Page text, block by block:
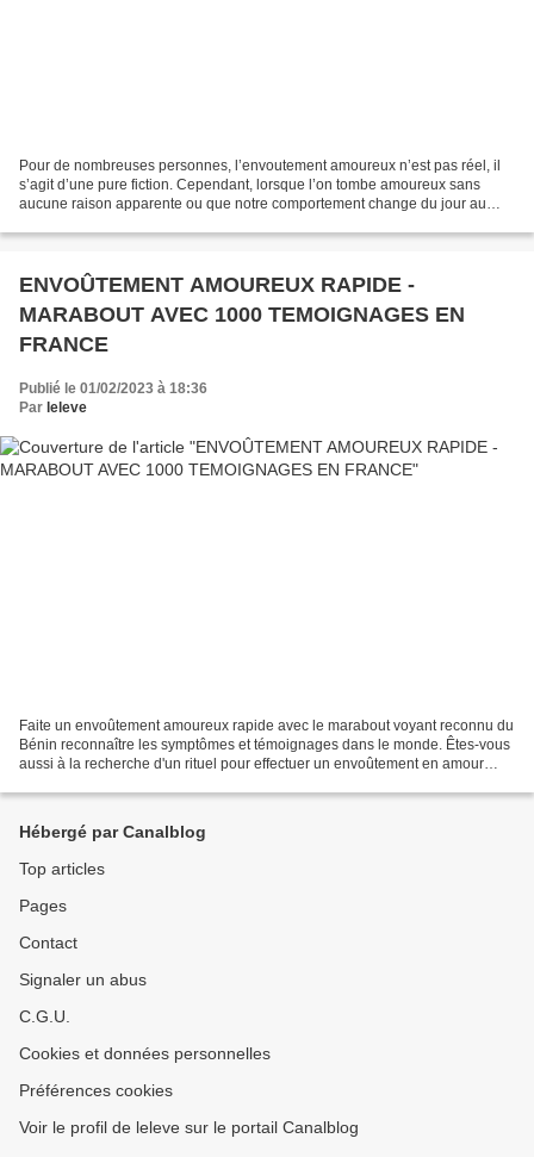
Pour de nombreuses personnes, l’envoutement amoureux n’est pas réel, il
s’agit d’une pure fiction. Cependant, lorsque l’on tombe amoureux sans
aucune raison apparente ou que notre comportement change du jour au
ENVOÛTEMENT AMOUREUX RAPIDE -
MARABOUT AVEC 1000 TEMOIGNAGES EN
FRANCE
Publié le 01/02/2023 à 18:36
Par leleve
Faite un envoûtement amoureux rapide avec le marabout voyant reconnu du
Bénin reconnaître les symptômes et témoignages dans le monde. Êtes-vous
aussi à la recherche d'un rituel pour effectuer un envoûtement en amour
Hébergé par Canalblog
Top articles
Pages
Contact
Signaler un abus
C.G.U.
Cookies et données personnelles
Préférences cookies
Voir le profil de leleve sur le portail Canalblog